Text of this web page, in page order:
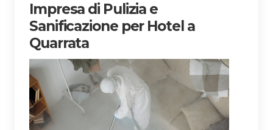
Impresa di Pulizia e
Sanificazione per Hotel a
Quarrata